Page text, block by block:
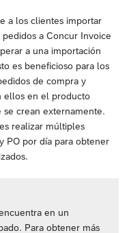
a los clientes importar
a Concur Invoice
a una importación
es beneficioso para los
de compra y
ellos en el producto
crean externamente.
realizar múltiples
PO por día para obtener
en un
Para obtener más